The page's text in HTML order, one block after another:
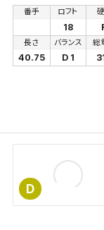
番手 ロフト
18
長さ
40.75
バランス
D 1
総
D
新着通知
新着通知を「
が入荷した際
「お知らせ」
保存された
件一覧」か
してください。
検索条件を保
これまで保
索条件一覧」